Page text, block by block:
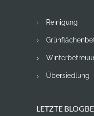
Reinigung
Übersiedlung
LETZTE